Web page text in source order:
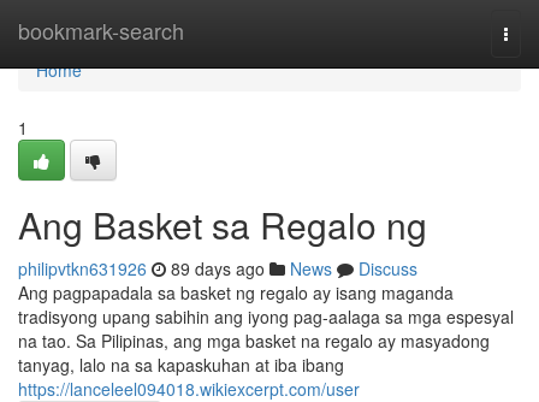
bookmark-search
Home
Home
1
Ang Basket sa Regalo ng
philipvtkn631926 89 days ago News
Discuss
Ang pagpapadala sa basket ng regalo ay isang maganda
tradisyong upang sabihin ang iyong pag-aalaga sa mga espesyal
na tao. Sa Pilipinas, ang mga basket na regalo ay masyadong
tanyag, lalo na sa kapaskuhan at iba ibang
https://lanceleel094018.wikiexcerpt.com/user